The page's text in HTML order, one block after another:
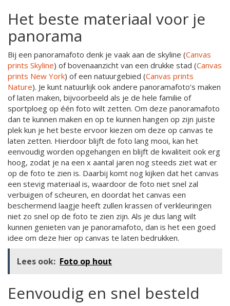
Het beste materiaal voor je
panorama
Bij een panoramafoto denk je vaak aan de skyline (Canvas
prints Skyline) of bovenaanzicht van een drukke stad (Canvas
prints New York) of een natuurgebied (Canvas prints
Nature). Je kunt natuurlijk ook andere panoramafoto’s maken
of laten maken, bijvoorbeeld als je de hele familie of
sportploeg op één foto wilt zetten. Om deze panoramafoto
dan te kunnen maken en op te kunnen hangen op zijn juiste
plek kun je het beste ervoor kiezen om deze op canvas te
laten zetten. Hierdoor blijft de foto lang mooi, kan het
eenvoudig worden opgehangen en blijft de kwaliteit ook erg
hoog, zodat je na een x aantal jaren nog steeds ziet wat er
op de foto te zien is. Daarbij komt nog kijken dat het canvas
een stevig materiaal is, waardoor de foto niet snel zal
verbuigen of scheuren, en doordat het canvas een
beschermend laagje heeft zullen krassen of verkleuringen
niet zo snel op de foto te zien zijn. Als je dus lang wilt
kunnen genieten van je panoramafoto, dan is het een goed
idee om deze hier op canvas te laten bedrukken.
Lees ook: Foto op hout
Eenvoudig en snel besteld